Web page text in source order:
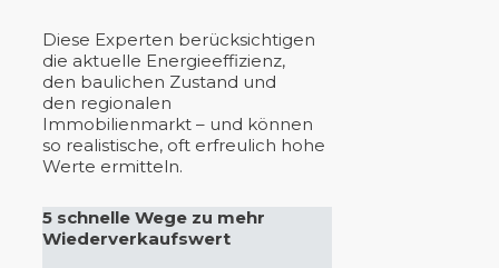
Diese Experten berücksichtigen
die aktuelle Energieeffizienz,
den baulichen Zustand und
den regionalen
Immobilienmarkt – und können
so realistische, oft erfreulich hohe
Werte ermitteln.
5 schnelle Wege zu mehr
Wiederverkaufswert